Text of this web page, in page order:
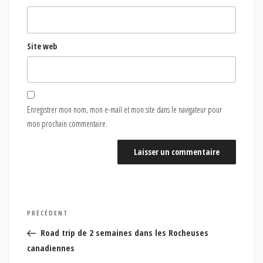
Site web
Enregistrer mon nom, mon e-mail et mon site dans le navigateur pour
mon prochain commentaire.
Navigation
de
l’article
Article
précédent
PRÉCÉDENT
Road trip de 2 semaines dans les Rocheuses
canadiennes